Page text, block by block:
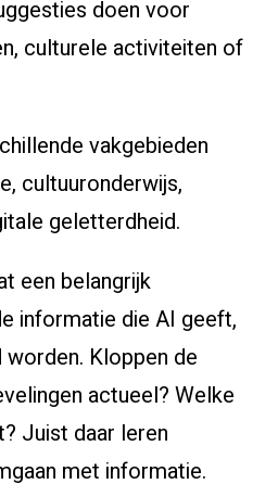
doen voor
culturele activiteiten of
vakgebieden
cultuuronderwijs,
geletterdheid.
een belangrijk
informatie die AI geeft,
Kloppen de
actueel? Welke
Juist daar leren
met informatie.